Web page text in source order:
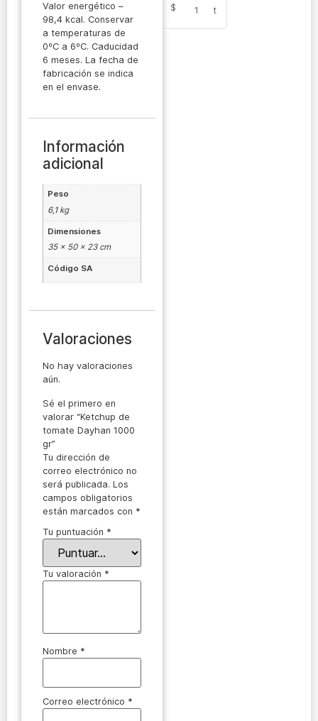
Valor energético –
98,4 kcal. Conservar
a temperaturas de
0ºC a 6ºC. Caducidad
6 meses. La fecha de
fabricación se indica
en el envase.
Información
adicional
Peso
6,1 kg
Dimensiones
35 × 50 × 23 cm
Código SA
Valoraciones
No hay valoraciones
aún.
Sé el primero en
valorar “Ketchup de
tomate Dayhan 1000
gr”
Tu dirección de
correo electrónico no
será publicada. Los
campos obligatorios
están marcados con *
Tu puntuación *
Tu valoración *
Nombre *
Correo electrónico *
$
1
t